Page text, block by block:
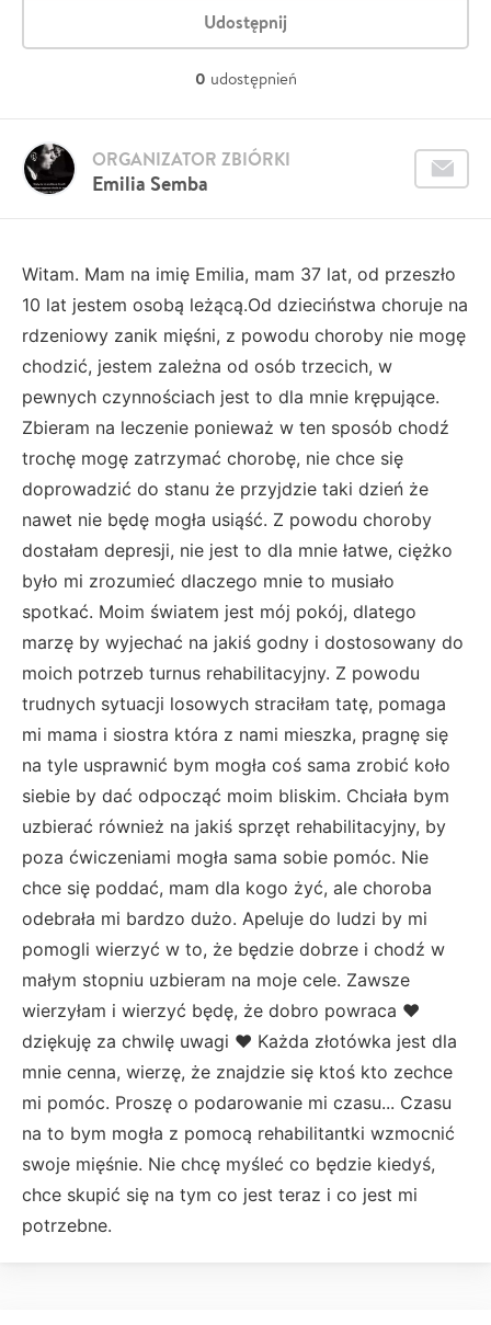
Udostępnij
0 udostępnień
Emilia Semba
ORGANIZATOR ZBIÓRKI
Witam. Mam na imię Emilia, mam 37 lat, od przeszło
10 lat jestem osobą leżącą.Od dzieciństwa choruje na
rdzeniowy zanik mięśni, z powodu choroby nie mogę
chodzić, jestem zależna od osób trzecich, w
pewnych czynnościach jest to dla mnie krępujące.
Zbieram na leczenie ponieważ w ten sposób chodź
trochę mogę zatrzymać chorobę, nie chce się
doprowadzić do stanu że przyjdzie taki dzień że
nawet nie będę mogła usiąść. Z powodu choroby
dostałam depresji, nie jest to dla mnie łatwe, ciężko
było mi zrozumieć dlaczego mnie to musiało
spotkać. Moim światem jest mój pokój, dlatego
marzę by wyjechać na jakiś godny i dostosowany do
moich potrzeb turnus rehabilitacyjny. Z powodu
trudnych sytuacji losowych straciłam tatę, pomaga
mi mama i siostra która z nami mieszka, pragnę się
na tyle usprawnić bym mogła coś sama zrobić koło
siebie by dać odpocząć moim bliskim. Chciała bym
uzbierać również na jakiś sprzęt rehabilitacyjny, by
poza ćwiczeniami mogła sama sobie pomóc. Nie
chce się poddać, mam dla kogo żyć, ale choroba
odebrała mi bardzo dużo. Apeluje do ludzi by mi
pomogli wierzyć w to, że będzie dobrze i chodź w
małym stopniu uzbieram na moje cele. Zawsze
wierzyłam i wierzyć będę, że dobro powraca ❤️
dziękuję za chwilę uwagi ❤️ Każda złotówka jest dla
mnie cenna, wierzę, że znajdzie się ktoś kto zechce
mi pomóc. Proszę o podarowanie mi czasu... Czasu
na to bym mogła z pomocą rehabilitantki wzmocnić
swoje mięśnie. Nie chcę myśleć co będzie kiedyś,
chce skupić się na tym co jest teraz i co jest mi
potrzebne.